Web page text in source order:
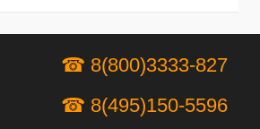
☎ 8(800)3333-827
☎ 8(495)150-5596